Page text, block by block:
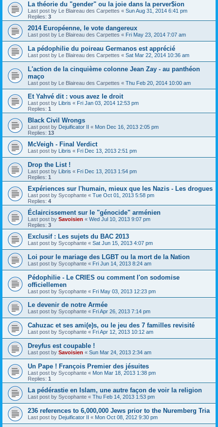
La théorie du "gender" ou la joie dans la perver$ion
Last post by Le Blaireau des Carpettes « Sun Aug 31, 2014 6:41 pm
Replies: 3
2014 Européenne, le vote dangereux
Last post by Le Blaireau des Carpettes « Fri May 23, 2014 7:07 am
La pédophilie du poireau Germanos est apprécié
Last post by Le Blaireau des Carpettes « Sat Mar 22, 2014 10:36 am
L'action de la cinquième colonne Jean Zay - au panthéon
maço
Last post by Le Blaireau des Carpettes « Thu Feb 20, 2014 10:00 am
Et Yahvé dit : vous avez le droit
Last post by Libris « Fri Jan 03, 2014 12:53 pm
Replies: 1
Black Civil Wrongs
Last post by Dejuificator II « Mon Dec 16, 2013 2:05 pm
Replies: 13
McVeigh - Final Verdict
Last post by Libris « Fri Dec 13, 2013 2:51 pm
Drop the List !
Last post by Libris « Fri Dec 13, 2013 1:54 pm
Replies: 1
Expériences sur l'humain, mieux que les Nazis - Les drogues
Last post by Sycophante « Tue Oct 01, 2013 5:58 pm
Replies: 4
Éclaircissement sur le "génocide" arménien
Last post by Savoisien « Wed Jul 10, 2013 9:07 pm
Replies: 3
Exclusif : Les sujets du BAC 2013
Last post by Sycophante « Sat Jun 15, 2013 4:07 pm
Loi pour le mariage des LGBT ou la mort de la Nation
Last post by Sycophante « Fri Jun 14, 2013 8:24 am
Pédophilie - Le CRIES ou comment l'on sodomise
officiellemen
Last post by Sycophante « Fri May 03, 2013 12:23 pm
Le devenir de notre Armée
Last post by Sycophante « Fri Apr 26, 2013 7:14 pm
Cahuzac et ses ami(e)s, ou le jeu des 7 familles revisité
Last post by Sycophante « Fri Apr 12, 2013 10:12 am
Dreyfus est coupable !
Last post by Savoisien « Sun Mar 24, 2013 2:34 am
Un Pape ! François Premier des jésuites
Last post by Sycophante « Mon Mar 18, 2013 1:38 pm
Replies: 1
La pédérastie en Islam, une autre façon de voir la religion
Last post by Sycophante « Thu Feb 14, 2013 1:53 pm
236 references to 6,000,000 Jews prior to the Nuremberg Tria
Last post by Dejuificator II « Mon Oct 08, 2012 9:30 pm